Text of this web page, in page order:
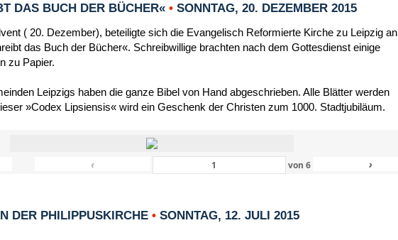
DAS BUCH DER BÜCHER« • SONNTAG, 20. DEZEMBER 2015
( 20. Dezember), beteiligte sich die Evangelisch Reformierte Kirche zu Leipzig an
das Buch der Bücher«. Schreibwillige brachten nach dem Gottesdienst einige
zu Papier.
Leipzigs haben die ganze Bibel von Hand abgeschrieben. Alle Blätter werden
»Codex Lipsiensis« wird ein Geschenk der Christen zum 1000. Stadtjubiläum.
‹ von 6 ›
DER PHILIPPUSKIRCHE • SONNTAG, 12. JULI 2015